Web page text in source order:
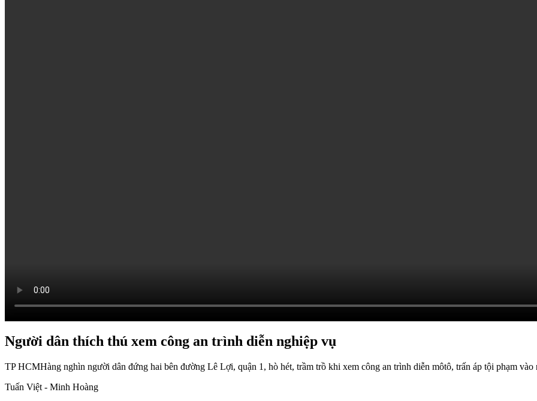
Người dân thích thú xem công an trình diễn nghiệp vụ
TP HCMHàng nghìn người dân đứng hai bên đường Lê Lợi, quận 1, hò hét, trầm trồ khi xem công an trình diễn môtô, trấn áp tội phạm vào
Tuấn Việt - Minh Hoàng